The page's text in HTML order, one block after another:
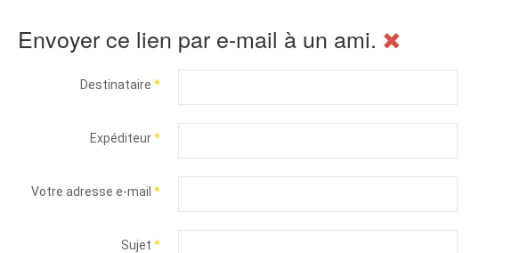
Envoyer ce lien par e-mail à un ami.
Destinataire *
Expéditeur*
Votre adresse e-mail *
Sujet *